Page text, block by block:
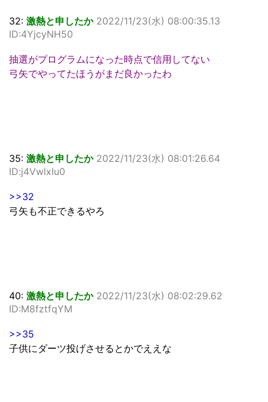
32: 激熱と申したか 2022/11/23(水) 08:00:35.13
ID:4YjcyNH50
抽選がプログラムになった時点で信用してない
弓矢でやってたほうがまだ良かったわ
35: 激熱と申したか 2022/11/23(水) 08:01:26.64
ID:j4VwlxIu0
>>32
弓矢も不正できるやろ
40: 激熱と申したか 2022/11/23(水) 08:02:29.62
ID:M8fztfqYM
>>35
子供にダーツ投げさせるとかでええな